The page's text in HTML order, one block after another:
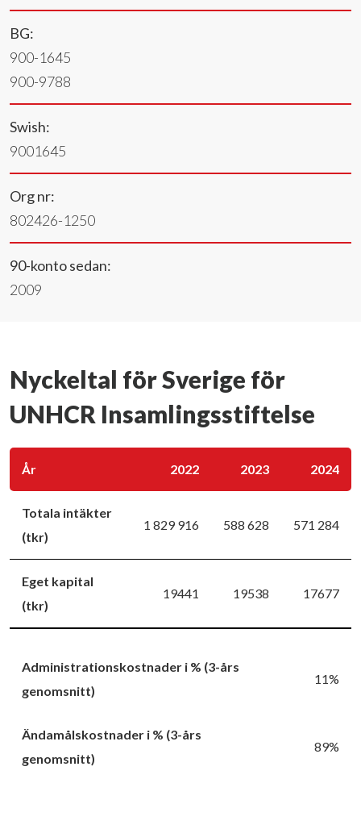
BG:
900-1645
900-9788
Swish:
9001645
Org nr:
802426-1250
90-konto sedan:
2009
Nyckeltal för Sverige för
UNHCR Insamlingsstiftelse
År 2022 2023 2024
Totala intäkter
(tkr)
1 829 916 588 628 571 284
Eget kapital
(tkr)
19441 19538 17677
Administrationskostnader i % (3-års
genomsnitt)
11%
Ändamålskostnader i % (3-års
genomsnitt)
89%